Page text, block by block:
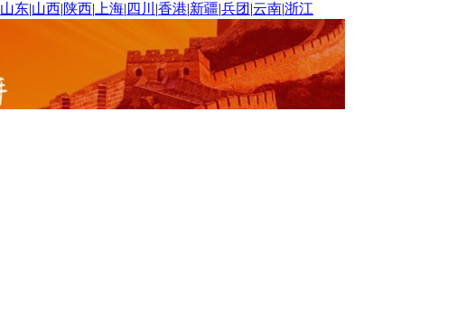
山东|山西|陕西| 上海| 四川 |香港|新疆|兵团 |云南|浙江